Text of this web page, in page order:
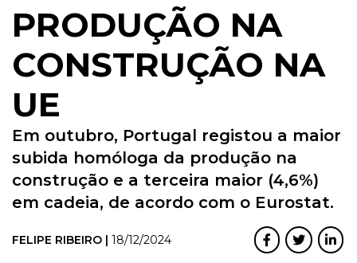
PRODUÇÃO NA
CONSTRUÇÃO NA
UE
Em outubro, Portugal registou a maior
subida homóloga da produção na
construção e a terceira maior (4,6%)
em cadeia, de acordo com o Eurostat.
FELIPE RIBEIRO | 18/12/2024